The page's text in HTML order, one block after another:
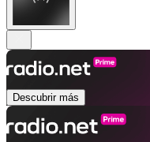
Descubrir más